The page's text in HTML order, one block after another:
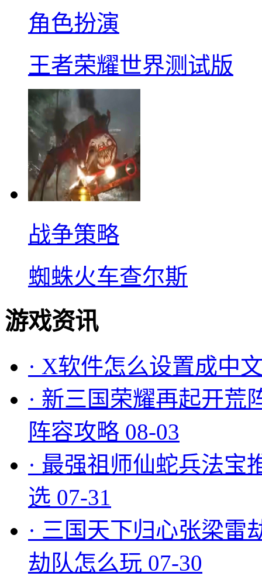
角色扮演
王者荣耀世界测试版
战争策略
蜘蛛火车查尔斯
游戏资讯
· X软件怎么设置成中
· 新三国荣耀再起开荒
阵容攻略 08-03
· 最强祖师仙蛇兵法宝
选 07-31
· 三国天下归心张梁雷
劫队怎么玩 07-30